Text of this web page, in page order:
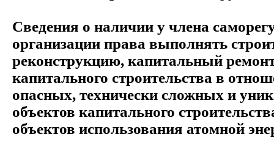
Сведения о наличии у члена
организации права выполнять
реконструкцию, капитальный
капитального строительства в
опасных, технически сложных и
объектов капитального
объектов использования атомной